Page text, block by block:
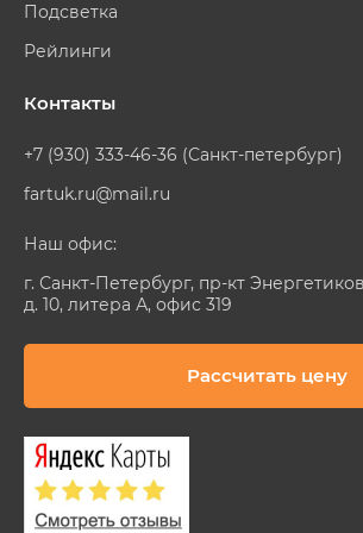
Подсветка
Рейлинги
Контакты
+7 (930) 333-46-36 (Санкт-петербург)
fartuk.ru@mail.ru
Наш офис:
г. Санкт-Петербург, пр-кт
д. 10, литера А, офис 319
Рассчитать цену